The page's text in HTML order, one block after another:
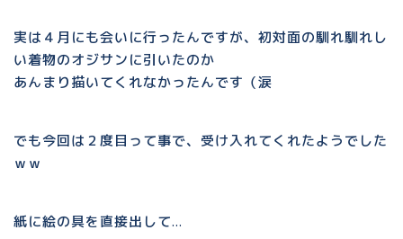
実は４月にも会いに行ったんですが、初対面の馴れ馴れし
い着物のオジサンに引いたのか
あんまり描いてくれなかったんです（涙
でも今回は２度目って事で、受け入れてくれたようでした
ｗｗ
紙に絵の具を直接出して…